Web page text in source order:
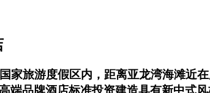
家旅游度假区内，距离亚龙湾海滩近